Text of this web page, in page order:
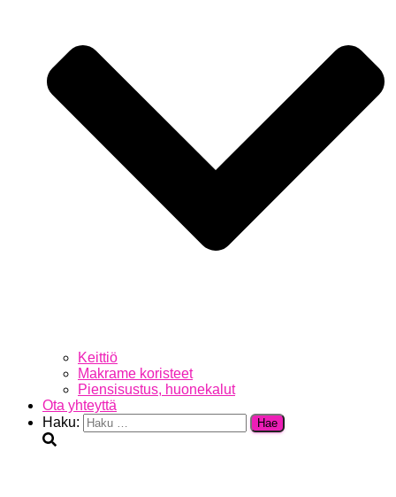
Keittiö
Makrame koristeet
Piensisustus, huonekalut
Ota yhteyttä
Haku: